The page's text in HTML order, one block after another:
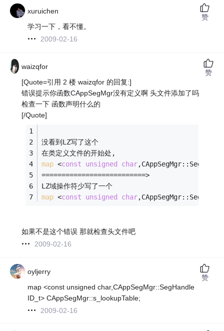
xuruichen
学习一下，看不懂。
2009-02-16
赞
waizqfor
[Quote=引用 2 楼 waizqfor 的回复:]
错误提示你函数CAppSegMgr没有定义啊 头文件添加了吗
检查一下 函数声明什么的
[/Quote]
没看到LZ写了这个
在类定义文件的开始处,
map <const unsigned char
==========================>
LZ域操作符少写了一个
map <const unsigned char
如果不是这个错误 那就检查头文件吧
2009-02-16
赞
oyljerry
map <const unsigned char,CAppSegMgr::SegHandle
ID_t> CAppSegMgr::s_lookupTable;
2009-02-16
赞